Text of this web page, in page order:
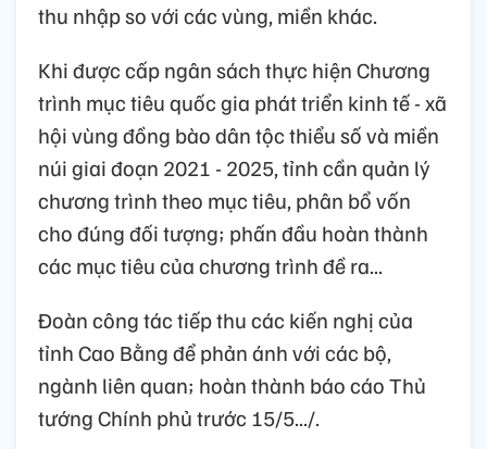
thu nhập so với các vùng, miền khác.
Khi được cấp ngân sách thực hiện Chương
trình mục tiêu quốc gia phát triển kinh tế - xã
hội vùng đồng bào dân tộc thiểu số và miền
núi giai đoạn 2021 - 2025, tỉnh cần quản lý
chương trình theo mục tiêu, phân bổ vốn
cho đúng đối tượng; phấn đầu hoàn thành
các mục tiêu của chương trình đề ra...
Đoàn công tác tiếp thu các kiến nghị của
tỉnh Cao Bằng để phản ánh với các bộ,
ngành liên quan; hoàn thành báo cáo Thủ
tướng Chính phủ trước 15/5.../.